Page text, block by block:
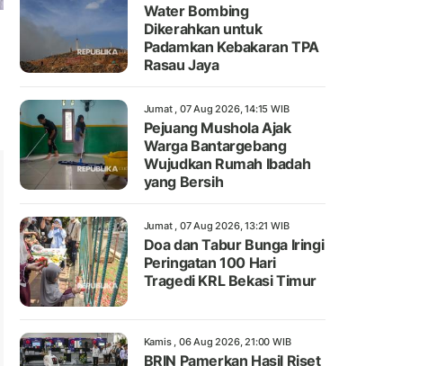
Water Bombing
Dikerahkan untuk
Padamkan Kebakaran TPA
Rasau Jaya
Jumat , 07 Aug 2026, 14:15 WIB
Pejuang Mushola Ajak
Warga Bantargebang
Wujudkan Rumah Ibadah
yang Bersih
Jumat , 07 Aug 2026, 13:21 WIB
Doa dan Tabur Bunga Iringi
Peringatan 100 Hari
Tragedi KRL Bekasi Timur
Kamis , 06 Aug 2026, 21:00 WIB
BRIN Pamerkan Hasil Riset